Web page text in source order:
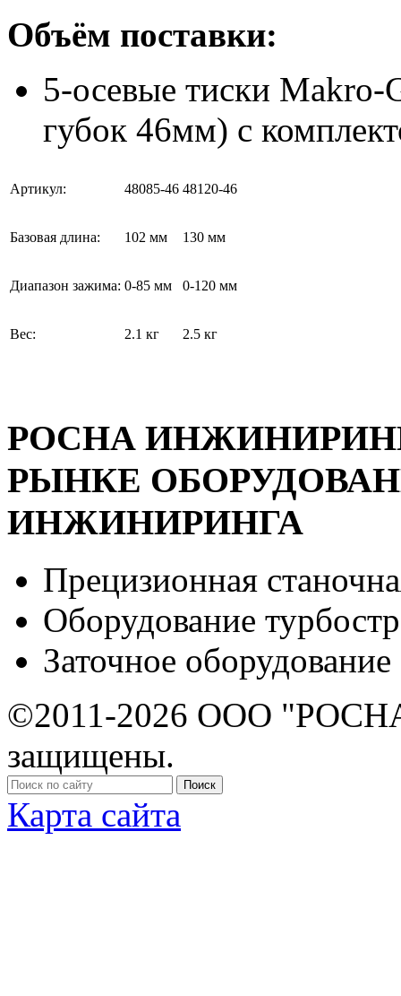
Объём поставки:
5-осевые тиски
губок 46мм) с
Артикул: 48085-46 48120-46
Базовая длина: 102 мм 130 мм
Диапазон зажима: 0-85 мм 0-120 мм
Вес: 2.1 кг 2.5 кг
РОСНА
РЫНКЕ
ИНЖИНИРИНГА
Прецизионная
Оборудование
Заточное оборудование
©2011-2026 ООО
защищены.
Карта сайта